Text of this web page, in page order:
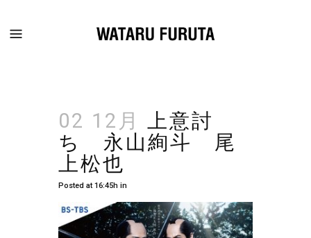
02 12月
上意討
ち 永山絢斗 尾
上松也
Posted at 16:45h in